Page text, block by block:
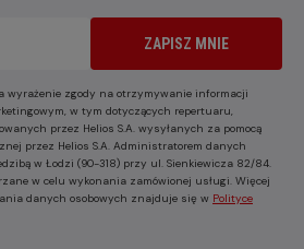
ZAPISZ MNIE
wyrażenie zgody na otrzymywanie informacji
w tym dotyczących repertuaru,
przez Helios S.A. wysyłanych za pomocą
przez Helios S.A. Administratorem danych
w Łodzi (90-318) przy ul. Sienkiewicza 82/84.
w celu wykonania zamówionej usługi. Więcej
danych osobowych znajduje się w Polityce